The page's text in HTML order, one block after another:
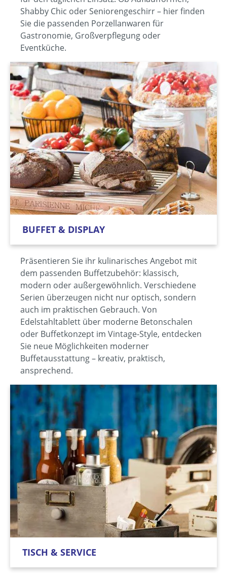
Shabby Chic oder Seniorengeschirr – hier finden
Sie die passenden Porzellanwaren für
Gastronomie, Großverpflegung oder
Eventküche.
BUFFET & DISPLAY
Präsentieren Sie ihr kulinarisches Angebot mit
dem passenden Buffetzubehör: klassisch,
modern oder außergewöhnlich. Verschiedene
Serien überzeugen nicht nur optisch, sondern
auch im praktischen Gebrauch. Von
Edelstahltablett über moderne Betonschalen
oder Buffetkonzept im Vintage-Style, entdecken
Sie neue Möglichkeiten moderner
Buffetausstattung – kreativ, praktisch,
ansprechend.
TISCH & SERVICE